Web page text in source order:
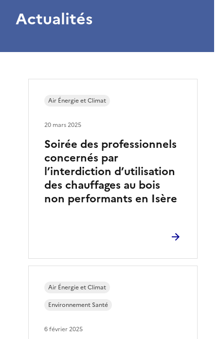
Actualités
Soirée des professionnels
concernés par
l’interdiction d’utilisation
des chauffages au bois
non performants en Isère
Air Énergie et Climat
20 mars 2025
Air Énergie et Climat
Environnement Santé
6 février 2025